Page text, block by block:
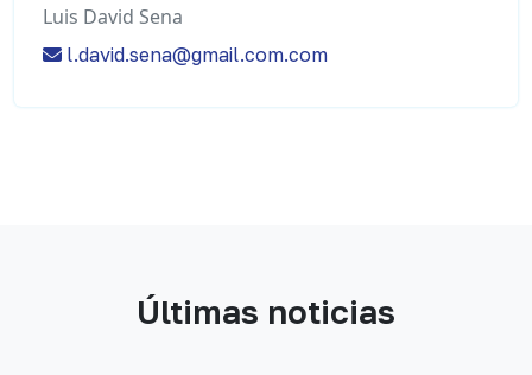
Luis David Sena
l.david.sena@gmail.com.com
Últimas noticias